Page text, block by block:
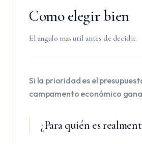
Como elegir bien
El angulo mas util antes de decidir.
Si la prioridad es el
campamento económico
¿Para quién es